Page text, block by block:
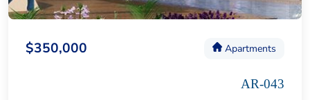
Apartments
$350,000
AR-043